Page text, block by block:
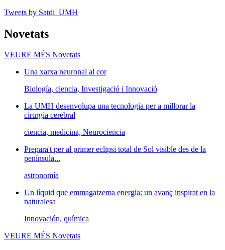
Tweets by Satdi_UMH
Novetats
VEURE MÉS Novetats
Una xarxa neuronal al cor
Biología, ciencia, Investigació i Innovació
La UMH desenvolupa una tecnologia per a millorar la
cirurgia cerebral
ciencia, medicina, Neurociencia
Prepara't per al primer eclipsi total de Sol visible des de la
península...
astronomía
Un líquid que emmagatzema energia: un avanç inspirat en la
naturalesa
Innovación, química
VEURE MÉS Novetats